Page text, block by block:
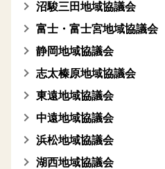
沼駿三田地域協議会
富士・富士宮地域協議会
静岡地域協議会
志太榛原地域協議会
東遠地域協議会
中遠地域協議会
浜松地域協議会
湖西地域協議会